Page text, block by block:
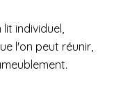
individuel,
l'on peut réunir,